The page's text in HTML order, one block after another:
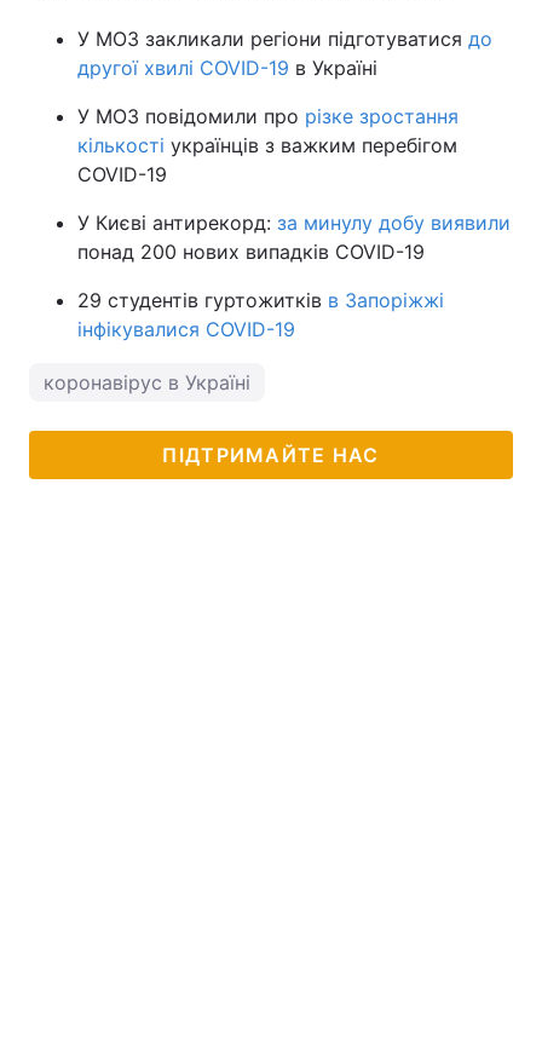
У МОЗ закликали регіони підготуватися до
другої хвилі COVID-19 в Україні
У МОЗ повідомили про різке зростання
кількості українців з важким перебігом
COVID-19
У Києві антирекорд: за минулу добу виявили
понад 200 нових випадків COVID-19
29 студентів гуртожитків в Запоріжжі
інфікувалися COVID-19
коронавірус в Україні
ПІДТРИМАЙТЕ НАС